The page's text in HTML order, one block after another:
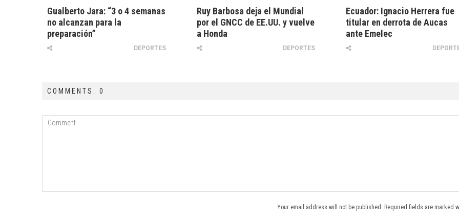
Gualberto Jara: “3 o 4 semanas
no alcanzan para la
preparación”
DEPORTES
Ruy Barbosa deja el Mundial
por el GNCC de EE.UU. y vuelve
a Honda
DEPORTES
Ecuador: Ignacio Herrera fue
titular en derrota de Aucas
ante Emelec
COMMENTS: 0
Your email address will not be published. Required fields are marked